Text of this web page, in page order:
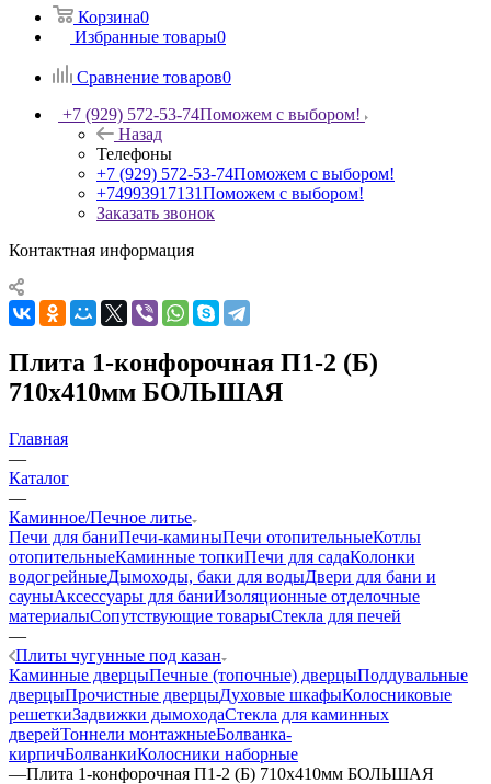
Корзина0
Избранные товары0
Сравнение товаров0
+7 (929) 572-53-74Поможем с выбором!
Назад
Телефоны
+7 (929) 572-53-74Поможем с выбором!
+74993917131Поможем с выбором!
Заказать звонок
Контактная информация
Плита 1-конфорочная П1-2 (Б)
710х410мм БОЛЬШАЯ
Главная
—
Каталог
—
Каминное/Печное литье
Печи для баниПечи-каминыПечи отопительныеКотлы
отопительныеКаминные топкиПечи для садаКолонки
водогрейныеДымоходы, баки для водыДвери для бани и
сауныАксессуары для баниИзоляционные отделочные
материалыСопутствующие товарыСтекла для печей
—
Плиты чугунные под казан
Каминные дверцыПечные (топочные) дверцыПоддувальные
дверцыПрочистные дверцыДуховые шкафыКолосниковые
решеткиЗадвижки дымоходаСтекла для каминных
дверейТоннели монтажныеБолванка-
кирпичБолванкиКолосники наборные
—Плита 1-конфорочная П1-2 (Б) 710х410мм БОЛЬШАЯ